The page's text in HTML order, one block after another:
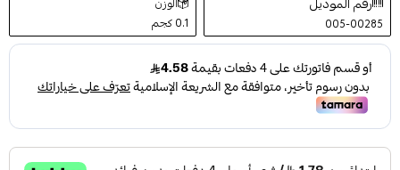
005-00285
0.1 كجم